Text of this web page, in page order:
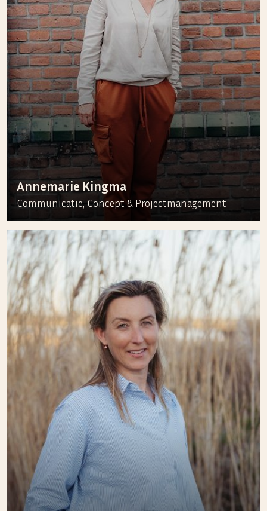
Annemarie Kingma
Communicatie, Concept & Projectmanagement